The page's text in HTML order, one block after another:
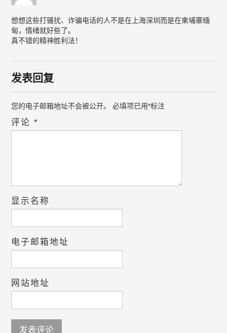
想想这些打骚扰、诈骗电话的人不是在上海深圳而是在柬埔寨缅
甸，情绪就好些了。
真不错的精神胜利法！
发表回复
您的电子邮箱地址不会被公开。 必填项已用*标注
评论*
显示名称
电子邮箱地址
网站地址